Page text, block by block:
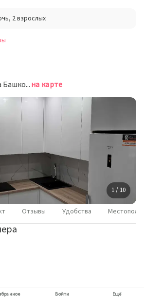
, 2 взрослых
Россия, Республика Башкортостан, Стерлитамак, проспект Октября, 50на карте
1 / 10
Отзывы Удобства
Войти Ещё